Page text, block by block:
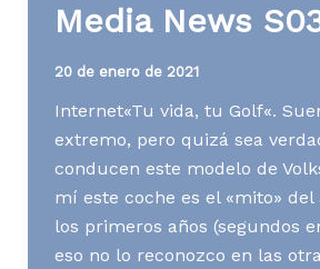
Media News
20 de enero de 2021
Internet«Tu vida, tu Golf«.
extremo, pero quizá sea
conducen este modelo de
mí este coche es el «mito» del
los primeros años (segundos
eso no lo reconozco en las